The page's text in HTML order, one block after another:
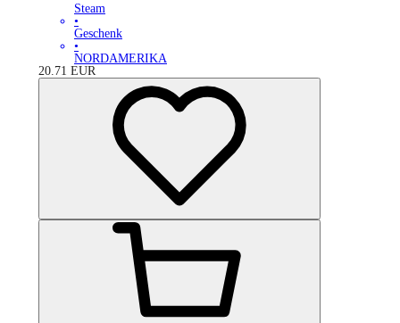
Steam
•
Geschenk
•
NORDAMERIKA
20.71 EUR